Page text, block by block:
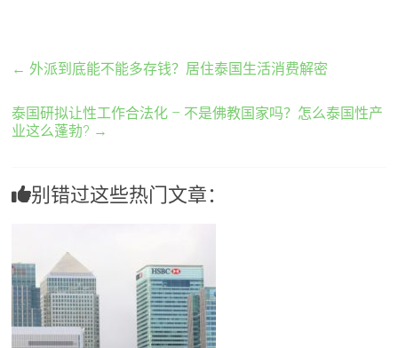
← 外派到底能不能多存钱？居住泰国生活消费解密
泰国研拟让性工作合法化 – 不是佛教国家吗？怎么泰国性产
业这么蓬勃? →
别错过这些热门文章：